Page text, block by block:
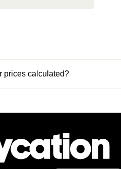
prices calculated?